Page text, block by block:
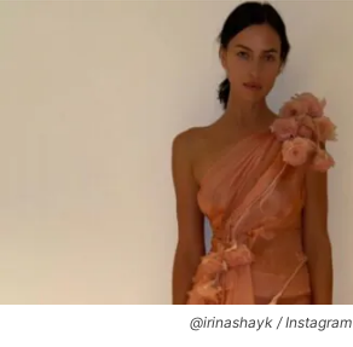
@irinashayk / Instagram